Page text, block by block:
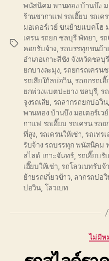
Tags
พนัสนิคม พานทอง บ้านบึง
ร้านชากาแฟ รถเฮี๊ยบ รถเค
มอเตอร์เวย์ ขนย้ายแบคโฮ
เครน รถยก ชลบุรี พัทยา ร
คอกรับจ้าง, รถบรรทุกขนย้
อำเภอเกาะสีชัง จังหวัดชลบุรี
ยกบางละมุง, รถยกรถเครน
รถเสียใก้ลบ่อวิน, รถยกรถเฮี๊
ยกพ่วงแบตปะยาง ชลบุรี, ร
จูงรถเสีย รถลากรถยกบ่อวิน,
พานทอง บ้านบึง มอเตอร์เ
กาแฟ รถเฮี๊ยบ รถเครน รถ
ที่สูง รถเครนให้เช่า รถเทร
รับจ้าง รถบรรทุก พนัสนิคม
สไลด์ เกาะจันทร์, รถเฮี๊ยบรั
เฮี๊ยบให้เช่า รถโลวเบทรับจ้
ย้ายรถเกี่ยวข้าว, ลากรถบ่อ
บ่อวิน โลวเบท
ไม่มีห